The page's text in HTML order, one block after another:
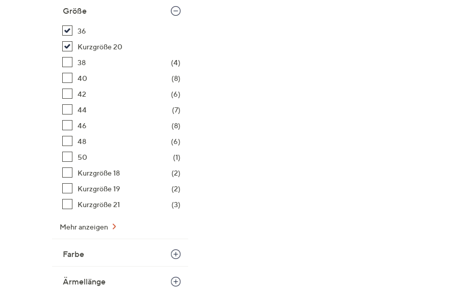
Größe
36
Kurzgröße 20
38
(4)
40
(8)
42
(6)
44
(7)
46
(8)
48
(6)
50
(1)
Kurzgröße 18
(2)
Kurzgröße 19
(2)
Kurzgröße 21
(3)
Mehr anzeigen
Farbe
Ärmellänge